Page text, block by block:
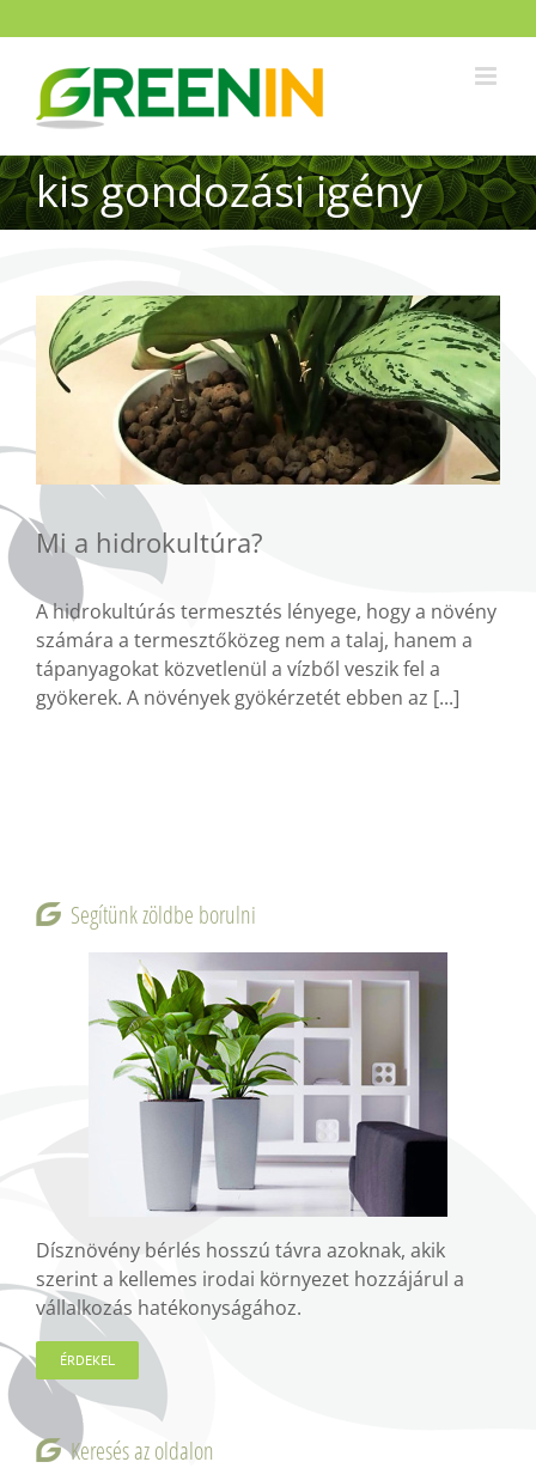
kis gondozási igény
Mi a hidrokultúra?
A hidrokultúrás termesztés lényege, hogy a növény
számára a termesztőközeg nem a talaj, hanem a
tápanyagokat közvetlenül a vízből veszik fel a
gyökerek. A növények gyökérzetét ebben az [...]
Segítünk zöldbe borulni
Dísznövény bérlés hosszú távra azoknak, akik
szerint a kellemes irodai környezet hozzájárul a
vállalkozás hatékonyságához.
ÉRDEKEL
Keresés az oldalon